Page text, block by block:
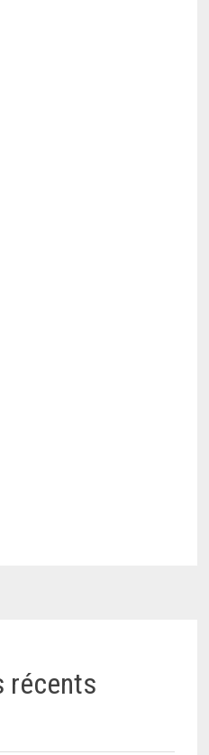
récents